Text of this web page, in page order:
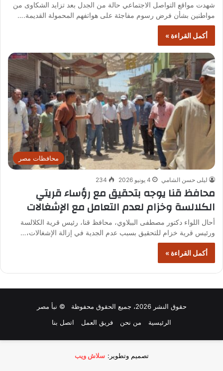
شهدت مواقع التواصل الاجتماعي حالة من الجدل بعد تزايد الشكاوى من
مواطنين بشأن فرض رسوم مفاجئة على هواتفهم المحمولة القديمة.…
أكمل القراءة »
محافظات مصر
ليلى حسن الشامي 4 يونيو 2026 234
محافظ قنا يوجه بتحقيق مع رؤساء قريتي
الكلالسة وخزام لعدم التعامل مع الإشغالات
أحال اللواء دكتور مصطفى الببلاوي، محافظ قنا، رئيس قرية الكلالسة
ورئيس قرية خزام للتحقيق بسبب عدم الجدية في إزالة الإشغالات،…
أكمل القراءة »
حقوق النشر 2026، جميع الحقوق محفوظة © نبأ مصر
الرئيسية
من نحن فريق العمل اتصل بنا
تصميم وتطوير: سلاش ويب